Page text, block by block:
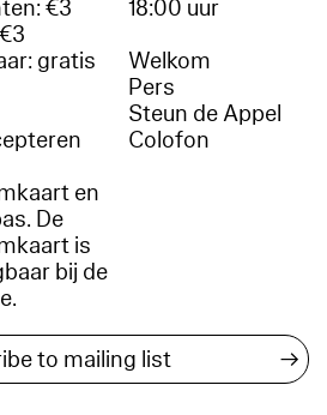
€3
gratis
en
De
is
bij de
18:00 uur
Welkom
Pers
Steun de Appel
Colofon
→